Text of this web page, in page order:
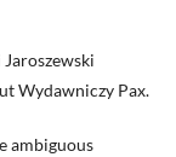
Wydawniczy Pax.
ambiguous